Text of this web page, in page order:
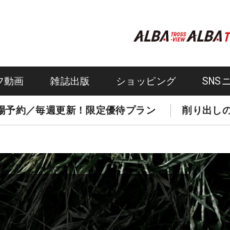
動画 雑誌出版 ショッピング SNS
予約／毎週更新！限定優待プラン 削り出し